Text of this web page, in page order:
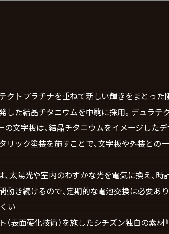
クトプラチナを重ねて新しい輝きをまとった
した結晶チタニウムを中駒に採用。デュラ
の文字板は、結晶チタニウムをイメージした
リック塗装を施すことで、文字板や外装との
、太陽光や室内のわずかな光を電気に換え、
動き続けるので、定期的な電池交換は必要あり
い
表面硬化技術）を施したシチズン独自の素